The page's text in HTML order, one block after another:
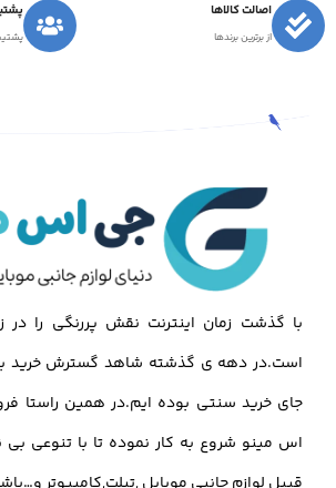
اصالت کالاها
از برترین برندها
با گذشت زمان اینترنت نقش پررنگی را در
است.در دهه ی گذشته شاهد گسترش خرید
جای خرید سنتی بوده ایم.در همین راستا
اس مینو شروع به کار نموده تا با تنوعی بی
قبیل لوازم جانبی موبایل ,تبلت,کامپیوتر